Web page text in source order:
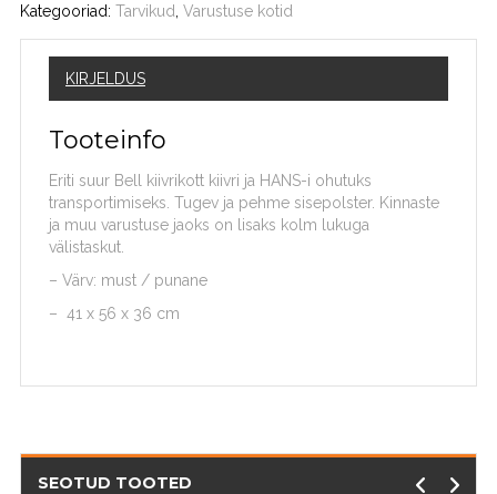
Kategooriad: Tarvikud Varustuse kotid
KIRJELDUS
Tooteinfo
Eriti suur Bell kiivrikott kiivri ja HANS-i ohutuks
transportimiseks. Tugev ja pehme sisepolster. Kinnaste
ja muu varustuse jaoks on lisaks kolm lukuga
välistaskut.
– Värv: must / punane
– 41 x 56 x 36 cm
SEOTUD TOOTED